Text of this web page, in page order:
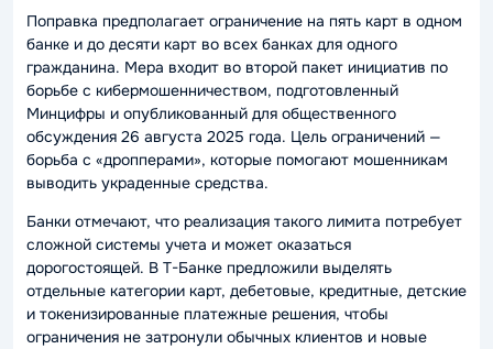
Поправка предполагает ограничение на пять карт в одном
банке и до десяти карт во всех банках для одного
гражданина. Мера входит во второй пакет инициатив по
борьбе с кибермошенничеством, подготовленный
Минцифры и опубликованный для общественного
обсуждения 26 августа 2025 года. Цель ограничений —
борьба с «дропперами», которые помогают мошенникам
выводить украденные средства.
Банки отмечают, что реализация такого лимита потребует
сложной системы учета и может оказаться
дорогостоящей. В Т-Банке предложили выделять
отдельные категории карт, дебетовые, кредитные, детские
и токенизированные платежные решения, чтобы
ограничения не затронули обычных клиентов и новые